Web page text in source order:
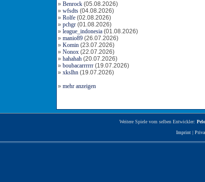
» Benrock(05.08.2026)
» wfsdts(04.08.2026)
» Rolfe(02.08.2026)
» pchgr(01.08.2026)
» league_indonesia(01.08.2026)
» manio89(26.07.2026)
» Komin(23.07.2026)
» Nonox(22.07.2026)
» hahahah(20.07.2026)
» boubacarrrrrr(19.07.2026)
» xkslhn(19.07.2026)
» mehr anzeigen
Weitere Spiele vom selben Entwickler:
Imprint |